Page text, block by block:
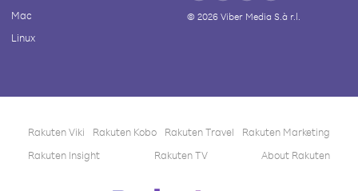
Mac
Linux
© 2026Viber Media S.à r.l.
Rakuten Viki Rakuten Kobo Rakuten Travel
Rakuten Marketing
Rakuten Insight
Rakuten TV About Rakuten